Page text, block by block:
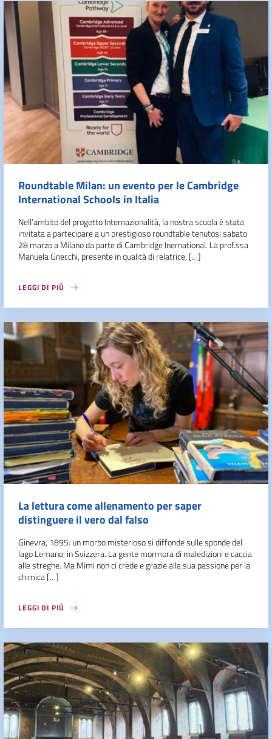
Roundtable Milan: un evento per le Cambridge
International Schools in Italia
Nell’ambito del progetto Internazionalità, la nostra scuola è stata
invitata a partecipare a un prestigioso roundtable tenutosi sabato
28 marzo a Milano da parte di Cambridge Inernational. La prof.ssa
Manuela Gnecchi, presente in qualità di relatrice, […]
LEGGI DI PIÙ
La lettura come allenamento per saper
distinguere il vero dal falso
Ginevra, 1895: un morbo misterioso si diffonde sulle sponde del
lago Lemano, in Svizzera. La gente mormora di maledizioni e caccia
alle streghe. Ma Mimi non ci crede e grazie alla sua passione per la
chimica […]
LEGGI DI PIÙ